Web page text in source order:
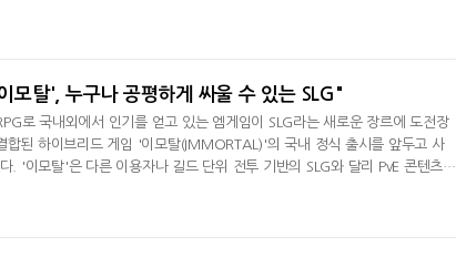
가장 큰 변경점은 '강령술사(네크로맨서)'의 추가다. 죽은 몬스터 시체에서
모탈', 누구나 공평하게 싸울 수 있는 SLG"
로 국내외에서 인기를 얻고 있는 엠게임이 SLG라는 새로운 장르에 도전장
합된 하이브리드 게임 '이모탈(IMMORTAL)'의 국내 정식 출시를 앞두고 사
. '이모탈'은 다른 이용자나 길드 단위 전투 기반의 SLG와 달리 PvE 콘텐츠를
력과의 본격적인 대결을 준비할 수 있다.엠게임 사업전략실 이명근 실장은